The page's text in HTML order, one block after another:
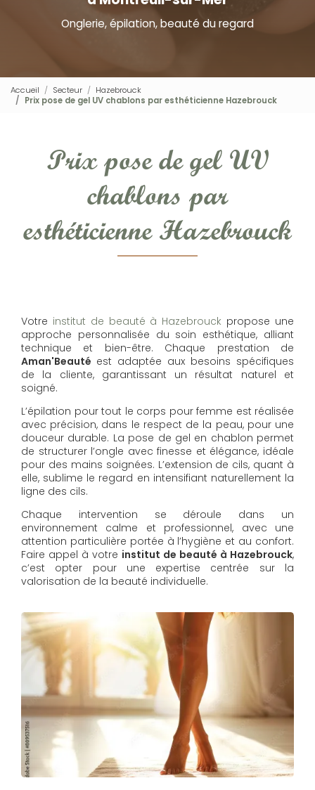
Onglerie, épilation, beauté du regard
Accueil Secteur
Hazebrouck
Prix pose de gel UV chablons par esthéticienne Hazebrouck
Prix pose de gel UV
chablons par
esthéticienne Hazebrouck
Votre institut de beauté à Hazebrouck propose une
approche personnalisée du soin esthétique, alliant
technique et bien-être. Chaque prestation de
Aman'Beauté est adaptée aux besoins spécifiques
de la cliente, garantissant un résultat naturel et
soigné.
L’épilation pour tout le corps pour femme est réalisée
avec précision, dans le respect de la peau, pour une
douceur durable. La pose de gel en chablon permet
de structurer l’ongle avec finesse et élégance, idéale
pour des mains soignées. L’extension de cils, quant à
elle, sublime le regard en intensifiant naturellement la
ligne des cils.
Chaque intervention se déroule dans un
environnement calme et professionnel, avec une
attention particulière portée à l’hygiène et au confort.
Faire appel à votre institut de beauté à Hazebrouck,
c’est opter pour une expertise centrée sur la
valorisation de la beauté individuelle.